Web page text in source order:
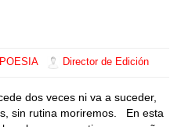
POESIA Director de Edición
dos veces ni va a suceder,
sin rutina moriremos. En esta